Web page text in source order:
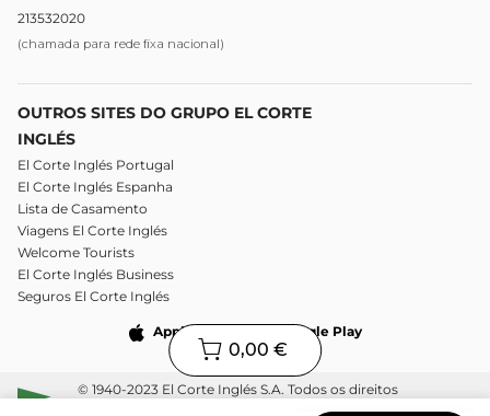
213532020
(chamada para rede fixa nacional)
OUTROS SITES DO GRUPO EL CORTE
INGLÉS
El Corte Inglés Portugal
El Corte Inglés Espanha
Lista de Casamento
Viagens El Corte Inglés
Welcome Tourists
El Corte Inglés Business
Seguros El Corte Inglés
Apple Store Google Play
© 1940-2023 El Corte Inglés S.A. Todos os direitos
0,00 €